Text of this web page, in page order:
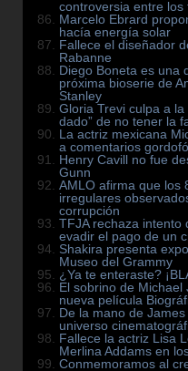
controversia entre
Marcelo Ebrard
hacía energía solar
Fallece el diseñador
Rabanne
Diego Boneta es una
próxima bioserie de
Stanley
Gloria Trevi culpa a
dado” de no tener la
La actriz mexicana
a comentarios
Henry Cavill no fue
Gunn
AMLO afirma que los
irregulares
corrupción
TFJA rechaza intento
evadir el pago de un
Shakira presenta
Museo del Grammy
¿Ya te enteraste?
El sobrino de
nueva película
De la mano de
universo
Fallece la actriz Lisa
Merlina Addams en
Conmemoramos al